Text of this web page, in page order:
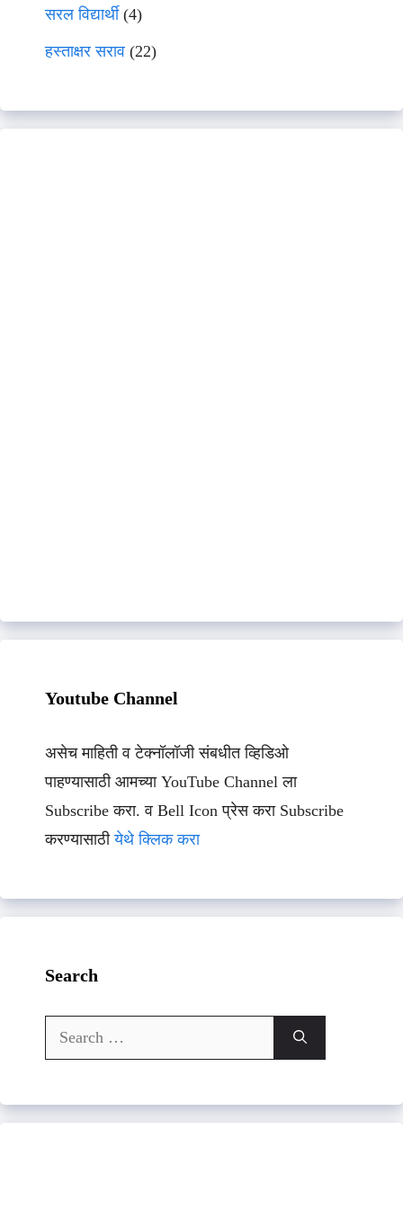
सरल विद्यार्थी(4)
हस्ताक्षर सराव (22)
Youtube Channel
असेच माहिती व टेक्नॉलॉजी संबधीत व्हिडिओ
पाहण्यासाठी आमच्या YouTube Channel ला
Subscribe करा. व Bell Icon प्रेस करा Subscribe
करण्यासाठीयेथे क्लिक करा
Search
Search
for: